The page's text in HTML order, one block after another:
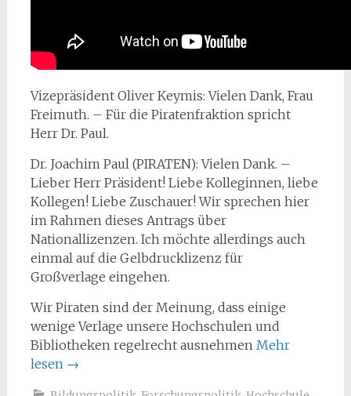
Vizepräsident Oliver Keymis: Vielen Dank, Frau
Freimuth. – Für die Piratenfraktion spricht
Herr Dr. Paul.
Dr. Joachim Paul (PIRATEN): Vielen Dank. –
Lieber Herr Präsident! Liebe Kolleginnen, liebe
Kollegen! Liebe Zuschauer! Wir sprechen hier
im Rahmen dieses Antrags über
Nationallizenzen. Ich möchte allerdings auch
einmal auf die Gelbdrucklizenz für
Großverlage eingehen.
Wir Piraten sind der Meinung, dass einige
wenige Verlage unsere Hochschulen und
Bibliotheken regelrecht ausnehmen Mehr
lesen →